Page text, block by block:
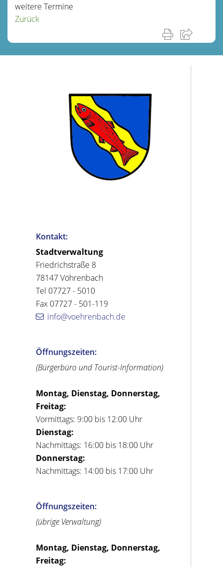
weitere Termine
Zurück
Kontakt:
Stadtverwaltung
Friedrichstraße 8
78147 Vöhrenbach
Tel 07727 - 5010
Fax 07727 - 501-119
info@voehrenbach.de
Öffnungszeiten:
(Bürgerbüro und Tourist-Information)
Montag, Dienstag, Donnerstag,
Freitag:
Vormittags: 9:00 bis 12:00 Uhr
Dienstag:
Nachmittags: 16:00 bis 18:00 Uhr
Donnerstag:
Nachmittags: 14:00 bis 17:00 Uhr
Öffnungszeiten:
(übrige Verwaltung)
Montag, Dienstag, Donnerstag,
Freitag: